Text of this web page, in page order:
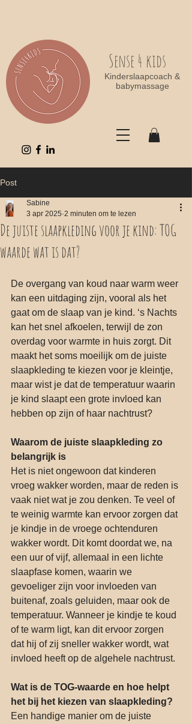
Sense 4 kids
Kinderslaapcoach &
babymassage
Post
De juiste slaapkleding voor je kind: TOG
waarde wat is dat?
Sabine
3 apr 2025 2 minuten om te lezen
De overgang van koud naar warm weer
kan een uitdaging zijn, vooral als het
gaat om de slaap van je kind. ‘s Nachts
kan het snel afkoelen, terwijl de zon
overdag voor warmte in huis zorgt. Dit
maakt het soms moeilijk om de juiste
slaapkleding te kiezen voor je kleintje,
maar wist je dat de temperatuur waarin
je kind slaapt een grote invloed kan
hebben op zijn of haar nachtrust?
Waarom de juiste slaapkleding zo
belangrijk is
Het is niet ongewoon dat kinderen
vroeg wakker worden, maar de reden is
vaak niet wat je zou denken. Te veel of
te weinig warmte kan ervoor zorgen dat
je kindje in de vroege ochtenduren
wakker wordt. Dit komt doordat we, na
een uur of vijf, allemaal in een lichte
slaapfase komen, waarin we
gevoeliger zijn voor invloeden van
buitenaf, zoals geluiden, maar ook de
temperatuur. Wanneer je kindje te koud
of te warm ligt, kan dit ervoor zorgen
dat hij of zij sneller wakker wordt, wat
invloed heeft op de algehele nachtrust.
Wat is de TOG-waarde en hoe helpt
het bij het kiezen van slaapkleding?
Een handige manier om de juiste